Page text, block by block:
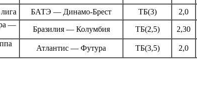
БАТЭ — Динамо-Брест ТБ(3) 2,0
—
Бразилия — Колумбия ТБ(2,5) 2,30
Атлантис — Футура ТБ(3,5) 2,0